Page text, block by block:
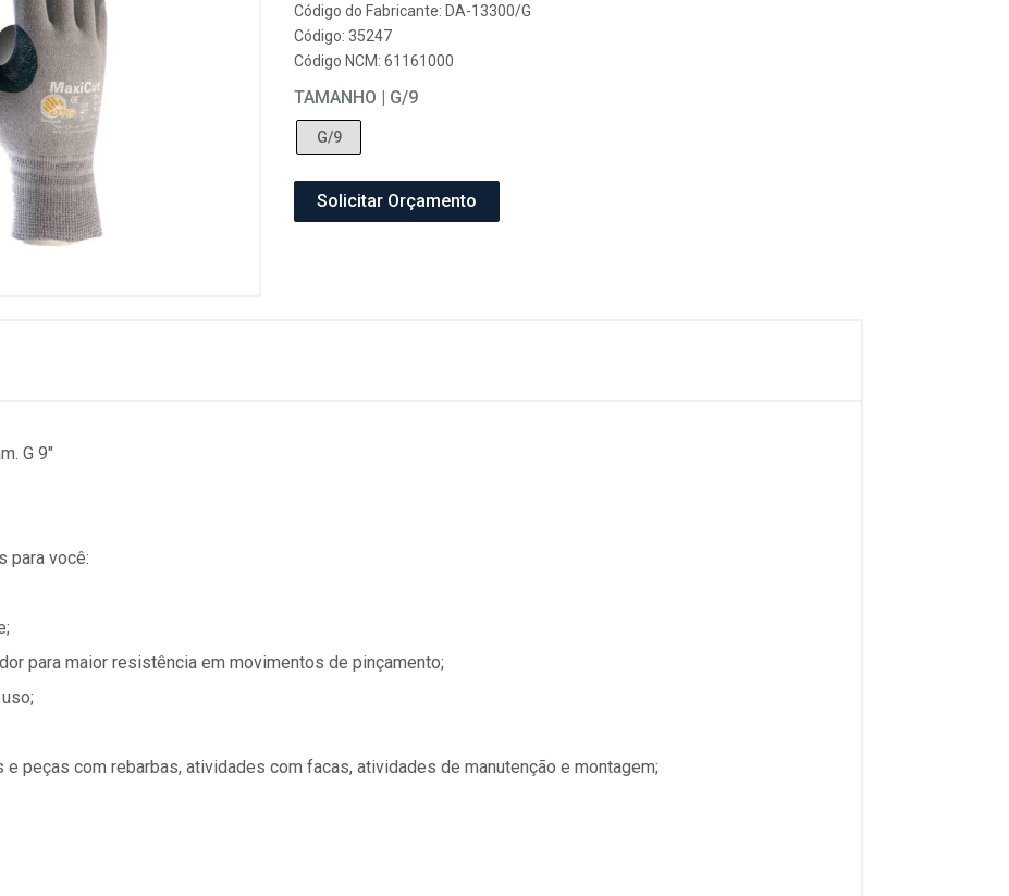
Código do Fabricante: DA-13300/G
Código: 35247
Código NCM: 61161000
TAMANHO | G/9
G/9
Solicitar Orçamento
G 9"
para você:
para maior resistência em movimentos de pinçamento;
peças com rebarbas, atividades com facas, atividades de manutenção e montagem;